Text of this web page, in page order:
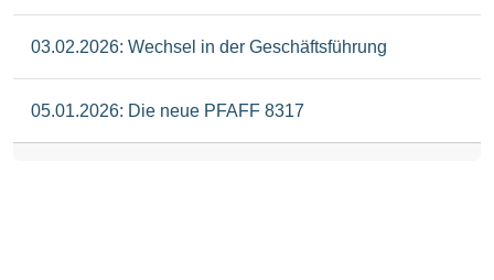
03.02.2026: Wechsel in der Geschäftsführung
05.01.2026: Die neue PFAFF 8317